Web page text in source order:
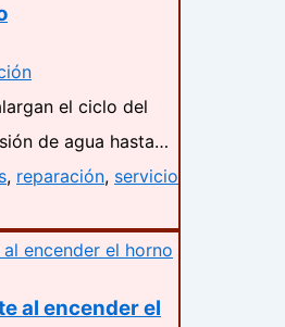
el ciclo del
de agua hasta…
, reparación, servicio
al encender el